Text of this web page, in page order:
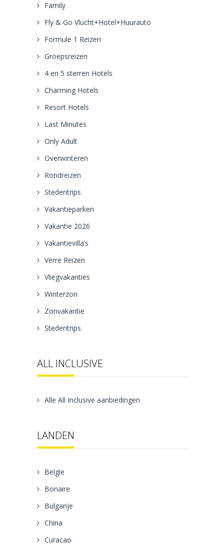
Family
Fly & Go Vlucht+Hotel+Huurauto
Formule 1 Reizen
Groepsreizen
4 en 5 sterren Hotels
Charming Hotels
Resort Hotels
Last Minutes
Only Adult
Overwinteren
Rondreizen
Stedentrips
Vakantieparken
Vakantie 2026
Vakantievilla’s
Verre Reizen
Vliegvakanties
Winterzon
Zonvakantie
Stedentrips
ALL INCLUSIVE
Alle All Inclusive aanbiedingen
LANDEN
Belgie
Bonaire
Bulgarije
China
Curacao